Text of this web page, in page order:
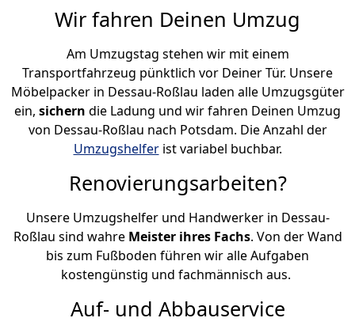
Wir fahren Deinen Umzug
Am Umzugstag stehen wir mit einem
Transportfahrzeug pünktlich vor Deiner Tür. Unsere
Möbelpacker in Dessau-Roßlau laden alle Umzugsgüter
ein, sichern die Ladung und wir fahren Deinen Umzug
von Dessau-Roßlau nach Potsdam. Die Anzahl der
Umzugshelferist variabel buchbar.
Renovierungsarbeiten?
Unsere Umzugshelfer und Handwerker in Dessau-
Roßlau sind wahre Meister ihres Fachs. Von der Wand
bis zum Fußboden führen wir alle Aufgaben
kostengünstig und fachmännisch aus.
Auf- und Abbauservice